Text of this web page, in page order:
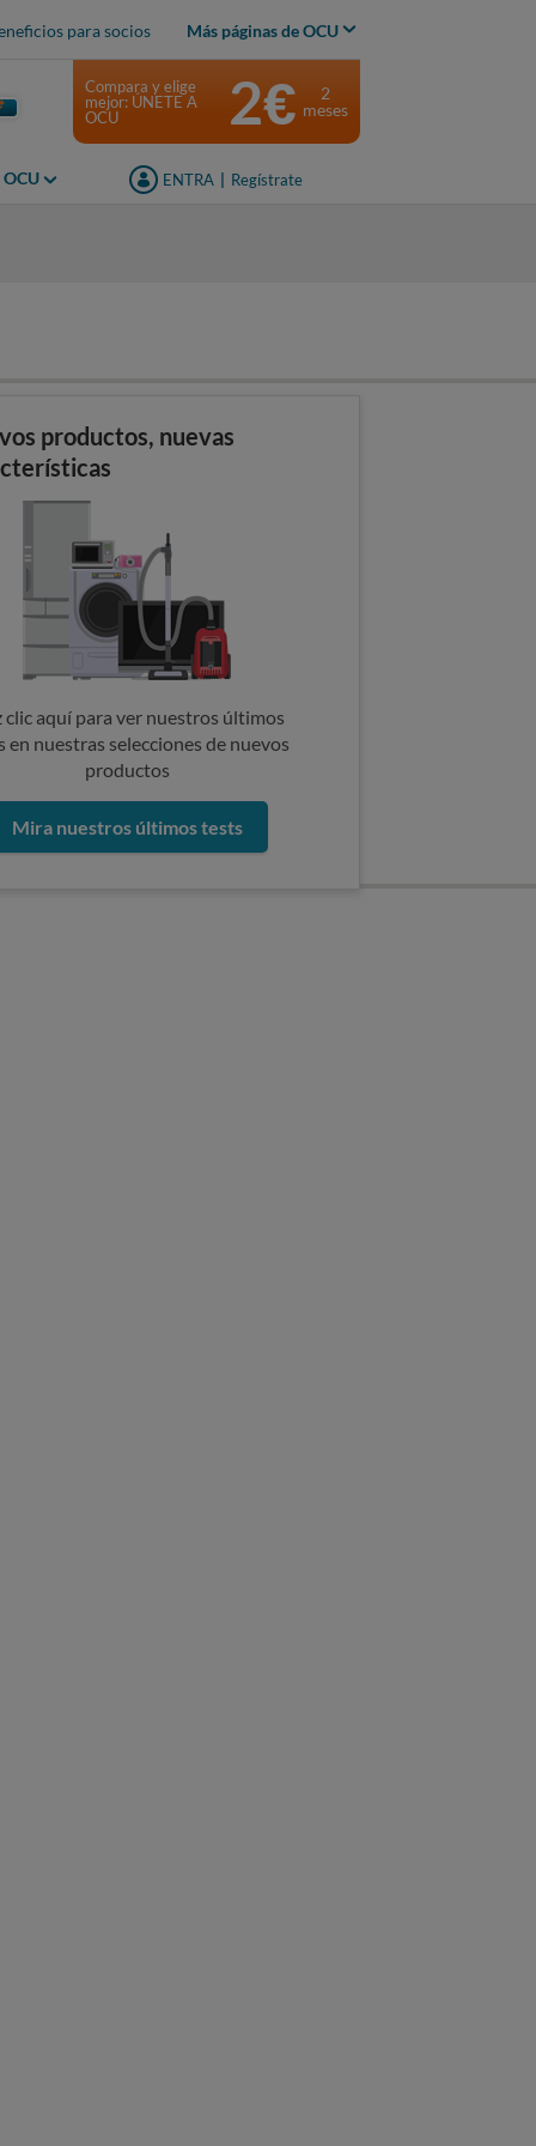
para socios Más páginas de OCU
ENTRA Regístrate
Compara y elige
mejor: ÚNETE A
OCU
2€
2
meses
productos, nuevas
clic aquí para ver nuestros últimos
en nuestras selecciones de nuevos
productos
Mira nuestros últimos tests